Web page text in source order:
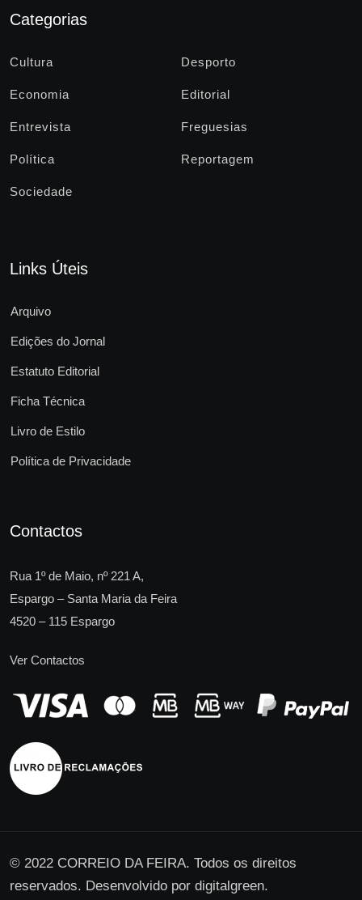
Categorias
Cultura Desporto
Economia Editorial
Entrevista Freguesias
Política Reportagem
Sociedade
Links Úteis
Arquivo
Edições do Jornal
Estatuto Editorial
Ficha Técnica
Livro de Estilo
Política de Privacidade
Contactos
Rua 1º de Maio, nº 221 A,
Espargo – Santa Maria da Feira
4520 – 115 Espargo
Ver Contactos
© 2022 CORREIO DA FEIRA. Todos os direitos
reservados. Desenvolvido por digitalgreen.